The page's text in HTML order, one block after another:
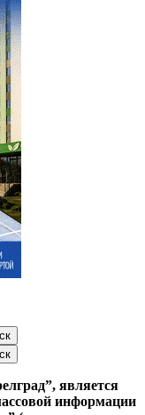
является
информации